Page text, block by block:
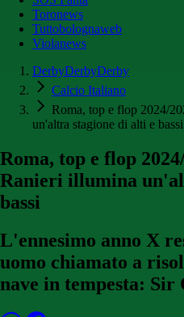
Toronews
Tuttobolognaweb
Violanews
DerbyDerbyDerby
Calcio Italiano
Roma, top e flop 2024/
un'altra stagione di alti e bassi
Roma, top e flop
Ranieri illumina
bassi
L'ennesimo anno X
uomo chiamato a
nave in tempesta: